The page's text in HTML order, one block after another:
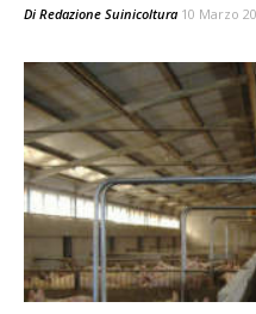
Di Redazione Suinicoltura 10 Marzo